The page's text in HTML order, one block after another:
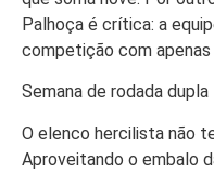
Palhoça é crítica: a
competição com
Semana de rodada dupla
O elenco hercilista não
Aproveitando o embalo